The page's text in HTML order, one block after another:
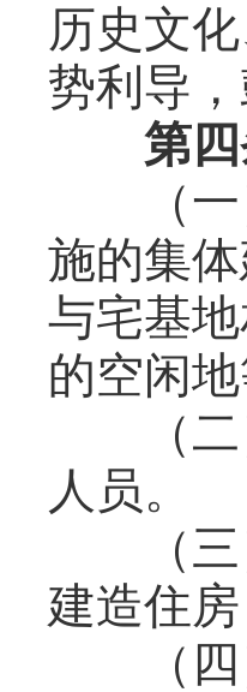
历史文
势利导
第
（一）
施的集
与宅基
的空闲
（二）
人员。
（三）
建造住
（四）